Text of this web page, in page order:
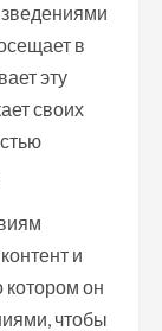
в
эту
своих
и
котором он
чтобы